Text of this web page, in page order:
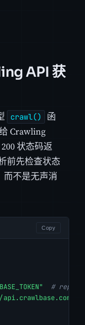
API 获
crawl()
函
Crawling
状态码返
前先检查状态
而不是无声消
Copy
#
"